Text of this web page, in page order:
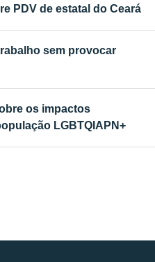
PDV de estatal do Ceará
sem provocar
os impactos
LGBTQIAPN+